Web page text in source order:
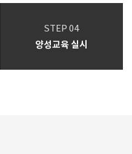
STEP 04
양성교육 실시